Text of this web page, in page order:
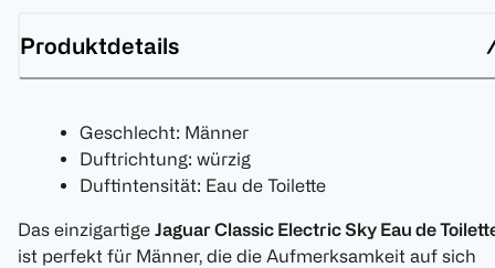
Produktdetails
Geschlecht: Männer
Duftrichtung: würzig
Duftintensität: Eau de Toilette
Das einzigartige Jaguar Classic Electric Sky Eau de
ist perfekt für Männer, die die Aufmerksamkeit auf sich